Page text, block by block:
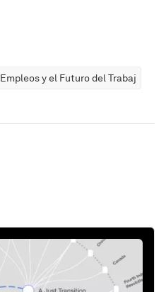
Empleos y el Futuro del Trabajo